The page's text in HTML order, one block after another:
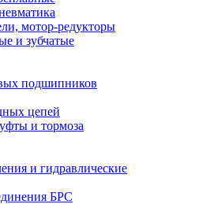
мотор-редукторы
и зубчатые
подшипников
цепей
и тормоза
и гидравлические
БРС